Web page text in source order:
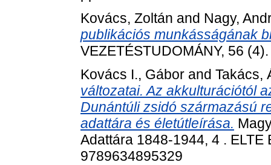
Kovács, Zoltán and Nagy,
publikációs munkásságának
VEZETÉSTUDOMÁNY, 56
Kovács I., Gábor and Takács,
változatai. Az akkulturációtól
Dunántúli zsidó származású
adattára és életútleírása.
Adattára 1848-1944, 4 .
9789634895329